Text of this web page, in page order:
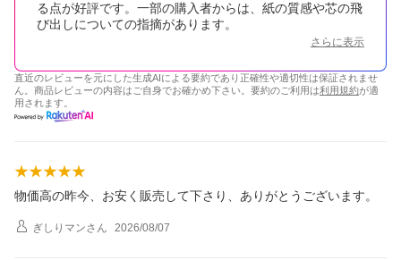
る点が好評です。一部の購入者からは、紙の質感や芯の飛
び出しについての指摘があります。
さらに表示
直近のレビューを元にした生成AIによる要約であり正確性や適切性は保証されませ
ん。商品レビューの内容はご自身でお確かめ下さい。要約のご利用は利用規約が適
用されます。
物価高の昨今、お安く販売して下さり、ありがとうございます。
ぎしりマンさん 2026/08/07